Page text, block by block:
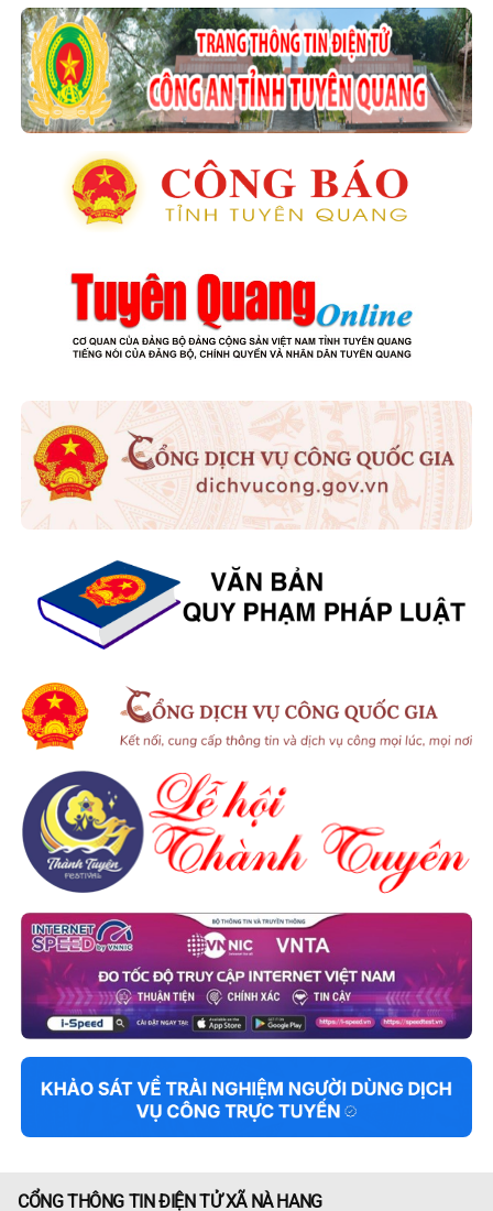
CỔNG THÔNG TIN ĐIỆN TỬ XÃ NÀ HANG